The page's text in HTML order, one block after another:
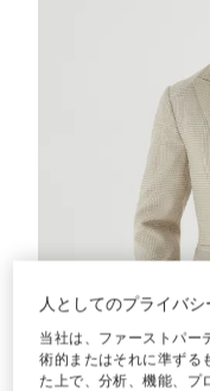
人としてのプライバ
当社は、ファーストパー
術的またはそれに準ずる
た上で、分析、機能、プ